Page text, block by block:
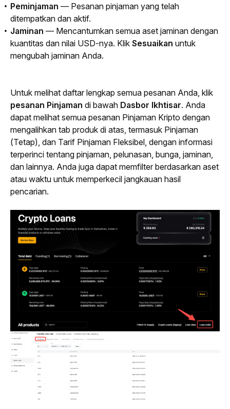
Peminjaman — Pesanan pinjaman yang telah
ditempatkan dan aktif.
Jaminan — Mencantumkan semua aset jaminan dengan
kuantitas dan nilai USD-nya. Klik Sesuaikan untuk
mengubah jaminan Anda.
pesanan Pinjaman di bawah Dasbor Ikhtisar. Anda
dapat melihat semua pesanan Pinjaman Kripto dengan
mengalihkan tab produk di atas, termasuk Pinjaman
(Tetap), dan Tarif Pinjaman Fleksibel, dengan informasi
terperinci tentang pinjaman, pelunasan, bunga, jaminan,
dan lainnya. Anda juga dapat memfilter berdasarkan aset
atau waktu untuk memperkecil jangkauan hasil
pencarian.